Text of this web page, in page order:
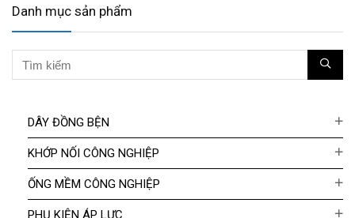
Danh mục sản phẩm
DÂY ĐỒNG BỆN
KHỚP NỐI CÔNG NGHIỆP
ỐNG MỀM CÔNG NGHIỆP